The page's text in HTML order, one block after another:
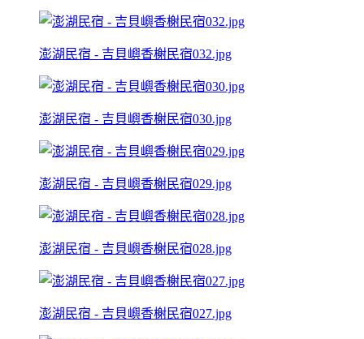
澎湖民宿 - 吉貝嶼香榭民宿032.jpg
澎湖民宿 - 吉貝嶼香榭民宿030.jpg
澎湖民宿 - 吉貝嶼香榭民宿029.jpg
澎湖民宿 - 吉貝嶼香榭民宿028.jpg
澎湖民宿 - 吉貝嶼香榭民宿027.jpg